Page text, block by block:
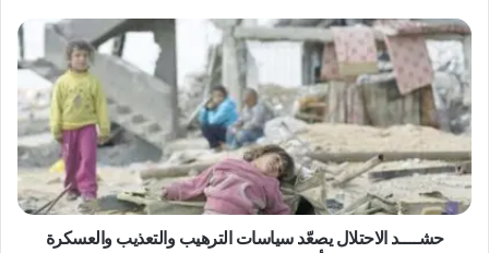
ل
د
ع
م
4
0
ط
ف
لً
ح
ش
ـ
ـ
ـ
د
ا
ل
حشــــد الاحتلال يصعّد سياسات الترهيب والتعذيب والعسكرة